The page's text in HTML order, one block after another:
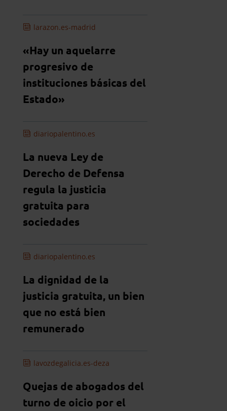
larazon.es-madrid
«Hay un aquelarre
progresivo de
instituciones básicas del
Estado»
diariopalentino.es
La nueva Ley de
Derecho de Defensa
regula la justicia
gratuita para
sociedades
diariopalentino.es
La dignidad de la
justicia gratuita, un bien
que no está bien
remunerado
lavozdegalicia.es-deza
Quejas de abogados del
turno de oicio por el